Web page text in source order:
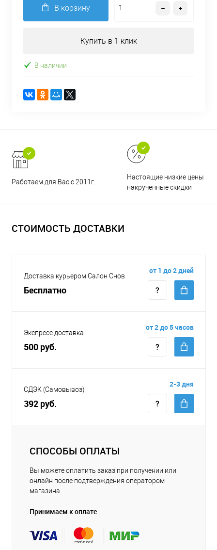
В корзину
Купить в 1 клик
В наличии
Работаем для Вас с 2011г.
Настоящие низкие цены и
накрученные скидки
СТОИМОСТЬ ДОСТАВКИ
Доставка курьером Салон Снов
Бесплатно
от 1 до 2 дней
Экспресс доставка
500 руб.
от 2 до 5 часов
СДЭК (Самовывоз)
392 руб.
2-3 дня
СПОСОБЫ ОПЛАТЫ
Вы можете оплатить заказ при получении или
онлайн после подтверждения оператором
магазина.
Принимаем к оплате